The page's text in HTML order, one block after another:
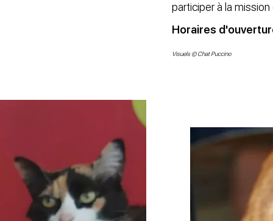
participer à la
Horaires
Visuels © Chat Puccino